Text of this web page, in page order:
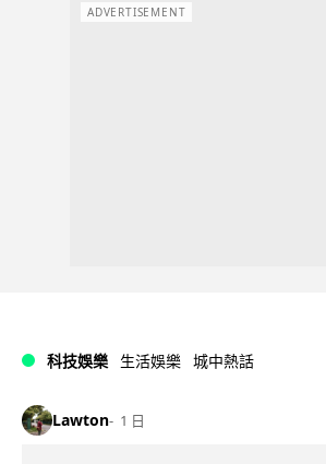
ADVERTISEMENT
科技娛樂 生活娛樂 城中熱話
Lawton 1 日